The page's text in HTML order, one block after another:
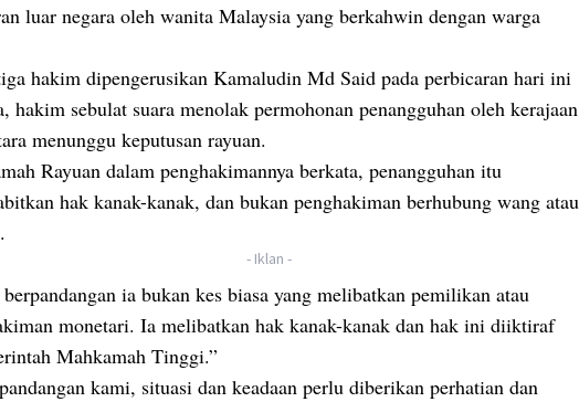
luar negara oleh wanita Malaysia yang berkahwin dengan warga
hakim dipengerusikan Kamaludin Md Said pada perbicaran hari ini
hakim sebulat suara menolak permohonan penangguhan oleh kerajaan
menunggu keputusan rayuan.
Rayuan dalam penghakimannya berkata, penangguhan itu
hak kanak-kanak, dan bukan penghakiman berhubung wang atau
- Iklan -
ia bukan kes biasa yang melibatkan pemilikan atau
monetari. Ia melibatkan hak kanak-kanak dan hak ini diiktiraf
Mahkamah Tinggi.”
kami, situasi dan keadaan perlu diberikan perhatian dan